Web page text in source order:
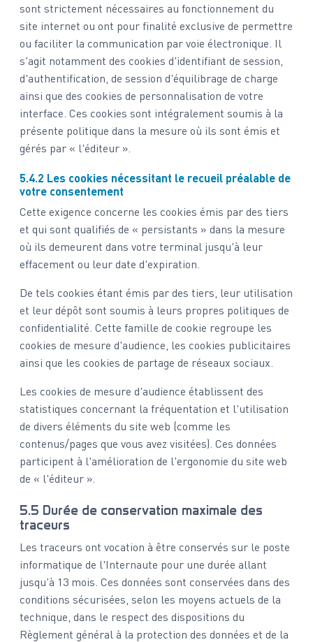
sont strictement nécessaires au fonctionnement du
site internet ou ont pour finalité exclusive de permettre
ou faciliter la communication par voie électronique. Il
s'agit notamment des cookies d'identifiant de session,
d'authentification, de session d'équilibrage de charge
ainsi que des cookies de personnalisation de votre
interface. Ces cookies sont intégralement soumis à la
présente politique dans la mesure où ils sont émis et
gérés par « l'éditeur ».
5.4.2 Les cookies nécessitant le recueil préalable de
votre consentement
Cette exigence concerne les cookies émis par des tiers
et qui sont qualifiés de « persistants » dans la mesure
où ils demeurent dans votre terminal jusqu'à leur
effacement ou leur date d'expiration.
De tels cookies étant émis par des tiers, leur utilisation
et leur dépôt sont soumis à leurs propres politiques de
confidentialité. Cette famille de cookie regroupe les
cookies de mesure d'audience, les cookies publicitaires
ainsi que les cookies de partage de réseaux sociaux.
Les cookies de mesure d'audience établissent des
statistiques concernant la fréquentation et l'utilisation
de divers éléments du site web (comme les
contenus/pages que vous avez visitées). Ces données
participent à l'amélioration de l'ergonomie du site web
de « l'éditeur ».
5.5 Durée de conservation maximale des
traceurs
Les traceurs ont vocation à être conservés sur le poste
informatique de l'Internaute pour une durée allant
jusqu'à 13 mois. Ces données sont conservées dans des
conditions sécurisées, selon les moyens actuels de la
technique, dans le respect des dispositions du
Règlement général à la protection des données et de la